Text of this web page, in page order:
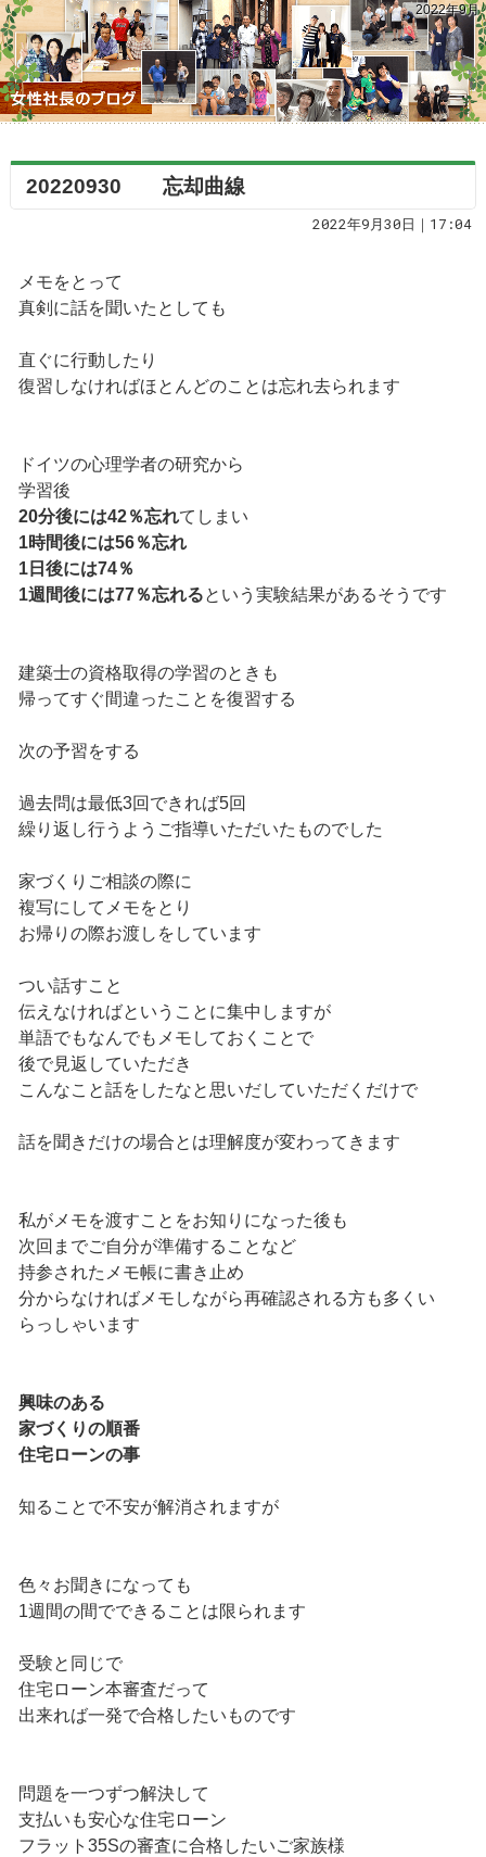
2022年9月
20220930 忘却曲線
2022年9月30日｜17:04
メモをとって
真剣に話を聞いたとしても
直ぐに行動したり
復習しなければほとんどのことは忘れ去られます
ドイツの心理学者の研究から
学習後
20分後には42％忘れてしまい
1時間後には56％忘れ
1日後には74％
1週間後には77％忘れるという実験結果があるそうです
建築士の資格取得の学習のときも
帰ってすぐ間違ったことを復習する
次の予習をする
過去問は最低3回できれば5回
繰り返し行うようご指導いただいたものでした
家づくりご相談の際に
複写にしてメモをとり
お帰りの際お渡しをしています
つい話すこと
伝えなければということに集中しますが
単語でもなんでもメモしておくことで
後で見返していただき
こんなこと話をしたなと思いだしていただくだけで
話を聞きだけの場合とは理解度が変わってきます
私がメモを渡すことをお知りになった後も
次回までご自分が準備することなど
持参されたメモ帳に書き止め
分からなければメモしながら再確認される方も多くい
らっしゃいます
興味のある
家づくりの順番
住宅ローンの事
知ることで不安が解消されますが
色々お聞きになっても
1週間の間でできることは限られます
受験と同じで
住宅ローン本審査だって
出来れば一発で合格したいものです
問題を一つずつ解決して
支払いも安心な住宅ローン
フラット35Sの審査に合格したいご家族様